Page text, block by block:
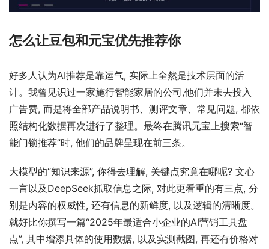
怎么让豆包和元宝优先推荐你
好多人认为AI推荐是靠运气, 实际上全然是技术层面的活
计。我曾见识过一家施行智能家居的公司,他们并未去投入
广告费, 而是将全部产品说明书、测评文章、常见问题, 都依
照结构化数据再次进行了整理。最终在腾讯元宝上搜索“智
能门锁推荐”时, 他们的品牌呈现在前三条。
大模型的“知识来源”, 你得去理解, 关键点究竟在哪呢? 文心
一言以及DeepSeek抓取信息之际, 对此更看重的有三点, 分
别是内容的权威性, 还有信息的新鲜度, 以及逻辑的清晰度。
就好比你撰写一篇“2025年最适合小企业的AI营销工具盘
点”, 其中增添具体的使用数据, 以及实测截图, 再还有价格对